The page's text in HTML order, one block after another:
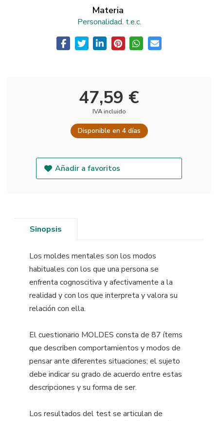
Materia
Personalidad. t.e.c.
47,59 €
IVA incluido
Disponible en 4 días
Añadir a favoritos
Sinopsis
Los moldes mentales son los modos
habituales con los que una persona se
enfrenta cognoscitiva y afectivamente a la
realidad y con los que interpreta y valora su
relación con ella.
El cuestionario MOLDES consta de 87 ítems
que describen comportamientos y modos de
pensar ante diferentes situaciones; el sujeto
debe indicar su grado de acuerdo entre estas
descripciones y su forma de ser.
Los resultados del test se articulan de